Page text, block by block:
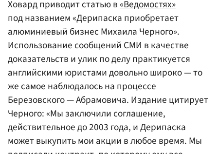
Ховард приводит статью в«Ведомостях»
под названием «Дерипаска приобретает
алюминиевый бизнес Михаила Черного».
Использование сообщений СМИ в качестве
доказательств и улик по делу практикуется
английскими юристами довольно широко — то
же самое наблюдалось на процессе
Березовского — Абрамовича. Издание цитирует
Черного: «Мы заключили соглашение,
действительное до 2003 года, и Дерипаска
может выкупить мои акции в любое время. Мы